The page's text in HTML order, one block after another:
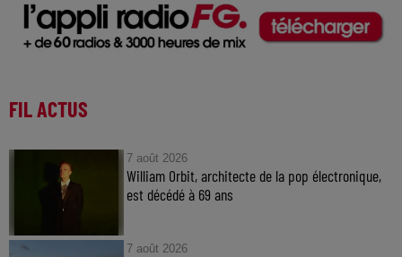
FIL ACTUS
7 août 2026
William Orbit, architecte de la pop électronique,
est décédé à 69 ans
7 août 2026